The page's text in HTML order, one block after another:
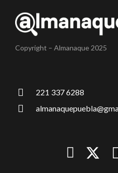
Copyright – Almanaque 2025
221 337 6288